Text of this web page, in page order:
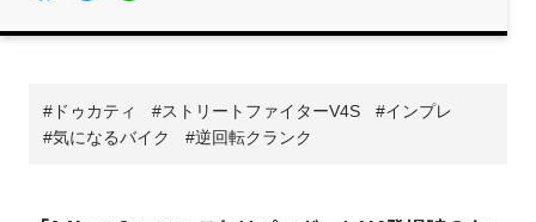
ドゥカティ ストリートファイターV4S
インプレ
気になるバイク
逆回転クランク